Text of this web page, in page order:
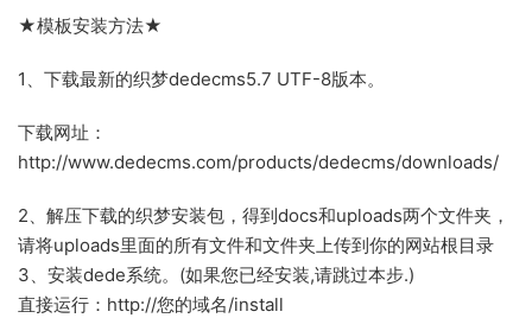
★模板安装方法★
1、下载最新的织梦dedecms5.7 UTF-8版本。
下载网址：
http://www.dedecms.com/products/dedecms/downloads/
2、解压下载的织梦安装包，得到docs和uploads两个文件夹，
请将uploads里面的所有文件和文件夹上传到你的网站根目录
3、安装dede系统。(如果您已经安装,请跳过本步.)
直接运行：http://您的域名/install